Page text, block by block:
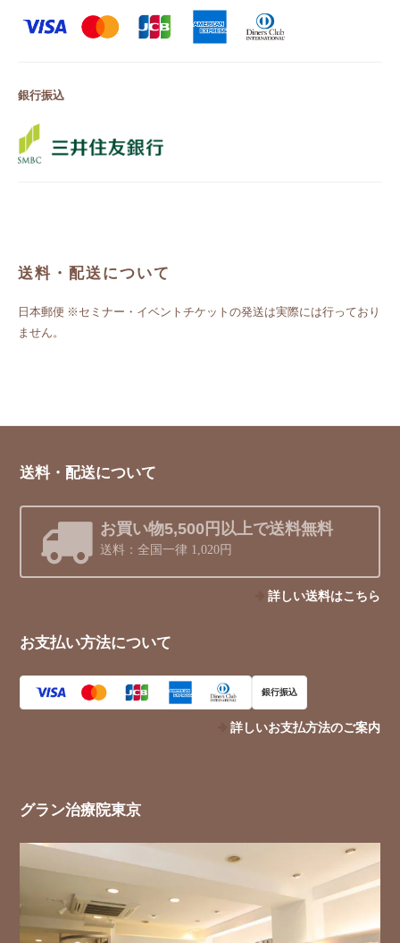
銀行振込
送料・配送について
日本郵便 ※セミナー・イベントチケットの発送は実際には行っており
ません。
送料・配送について
お買い物5,500円以上で送料無料
送料：全国一律 1,020円
詳しい送料はこちら
お支払い方法について
銀行振込
詳しいお支払方法のご案内
グラン治療院東京